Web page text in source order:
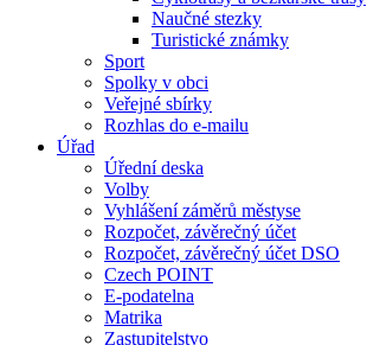
Naučné stezky
Turistické známky
Sport
Spolky v obci
Veřejné sbírky
Rozhlas do e-mailu
Úřad
Úřední deska
Volby
Vyhlášení záměrů městyse
Rozpočet, závěrečný účet
Rozpočet, závěrečný účet DSO
Czech POINT
E-podatelna
Matrika
Zastupitelstvo